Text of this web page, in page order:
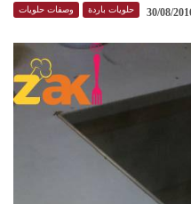
حلويات باردة وصفات حلويات 30/08/